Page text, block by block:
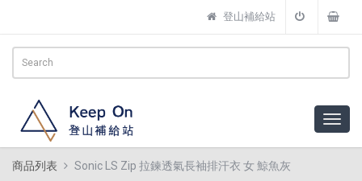
登山補給站
商品列表 Sonic LS Zip 拉鍊透氣長袖排汗衣 女 鯨魚灰